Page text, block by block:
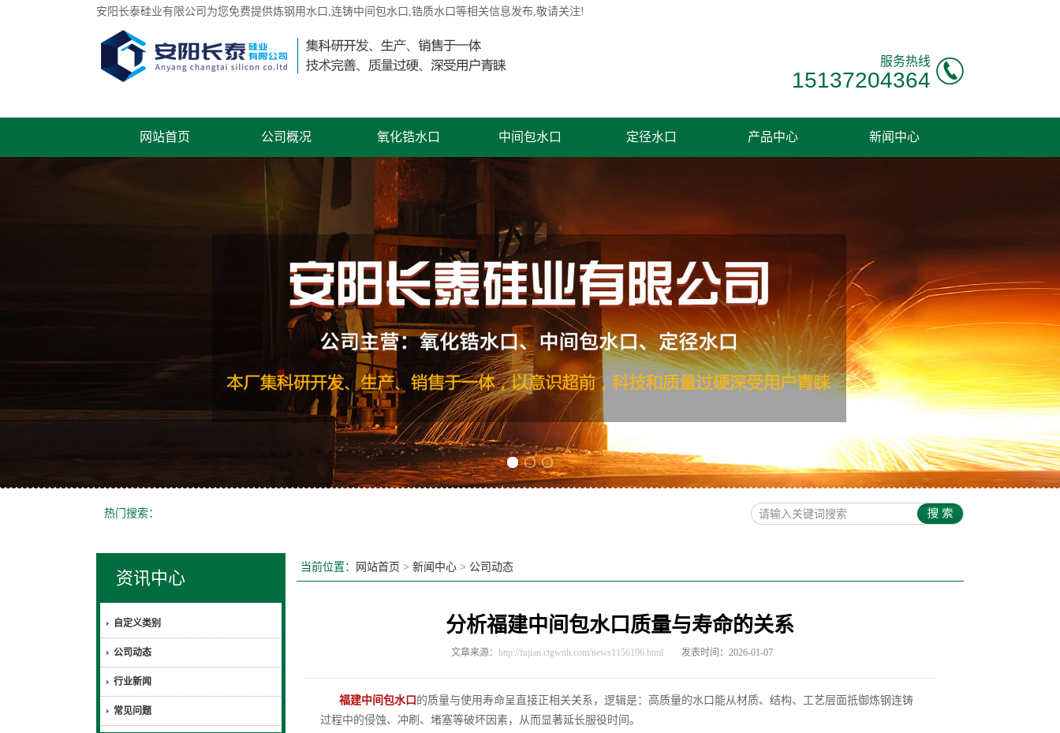
安阳长泰硅业有限公司为您免费提供炼钢用水口 ,连铸中间包水口,锆质水口等相关信息发布,敬请关注!
服务热线
15137204364
网站首页 公司概况 氧化锆水口 中间包水口 定径水口 产品中心 新闻中心
热门搜索：
资讯中心
自定义类别
公司动态
行业新闻
常见问题
当前位置： 网站首页 > 新闻中心 > 公司动态
分析福建中间包水口质量与寿命的关系
文章来源： http://fujian.ctgwnh.com/news1156196.html 发表时间：2026-01-07
福建中间包水口 的质量与使用寿命呈直接正相关关系，逻辑是：高质量的水口能从材质、结构、工艺层面抵御炼钢连铸
过程中的侵蚀、冲刷、堵塞等破坏因素，从而显著延长服役时间。